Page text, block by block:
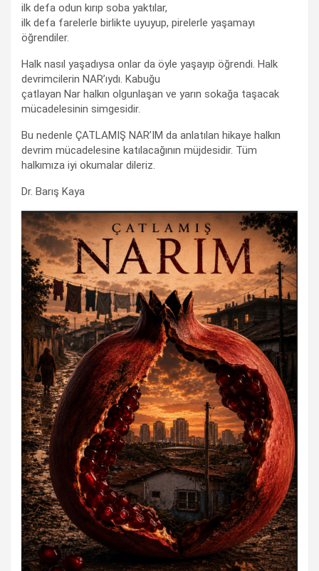
ilk defa odun kırıp soba yaktılar,
ilk defa farelerle birlikte uyuyup, pirelerle yaşamayı
öğrendiler.
Halk nasıl yaşadıysa onlar da öyle yaşayıp öğrendi. Halk
devrimcilerin NAR’ıydı. Kabuğu
çatlayan Nar halkın olgunlaşan ve yarın sokağa taşacak
mücadelesinin simgesidir.
Bu nedenle ÇATLAMIŞ NAR’IM da anlatılan hikaye halkın
devrim mücadelesine katılacağının müjdesidir. Tüm
halkımıza iyi okumalar dileriz.
Dr. Barış Kaya